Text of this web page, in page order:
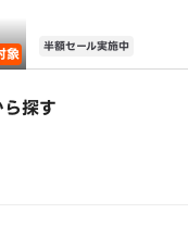
象 半額セール実施中
探す